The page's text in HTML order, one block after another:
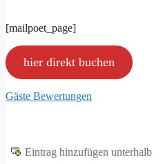
[mailpoet_page]
hier direkt buchen
Gäste Bewertungen